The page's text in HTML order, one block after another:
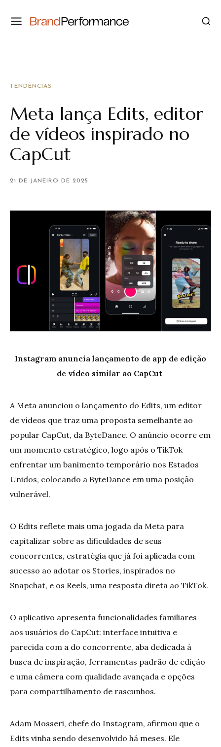
TENDÊNCIAS
Meta lança Edits, editor
de vídeos inspirado no
CapCut
21 DE JANEIRO DE 2025
Instagram anuncia lançamento de app de edição
de vídeo similar ao CapCut
A Meta anunciou o lançamento do Edits, um editor
de vídeos que traz uma proposta semelhante ao
popular CapCut, da ByteDance. O anúncio ocorre em
um momento estratégico, logo após o TikTok
enfrentar um banimento temporário nos Estados
Unidos, colocando a ByteDance em uma posição
vulnerável.
O Edits reflete mais uma jogada da Meta para
capitalizar sobre as dificuldades de seus
concorrentes, estratégia que já foi aplicada com
sucesso ao adotar os Stories, inspirados no
Snapchat, e os Reels, uma resposta direta ao TikTok.
O aplicativo apresenta funcionalidades familiares
aos usuários do CapCut: interface intuitiva e
parecida com a do concorrente, aba dedicada à
busca de inspiração, ferramentas padrão de edição
e uma câmera com qualidade avançada e opções
para compartilhamento de rascunhos.
Adam Mosseri, chefe do Instagram, afirmou que o
Edits vinha sendo desenvolvido há meses. Ele